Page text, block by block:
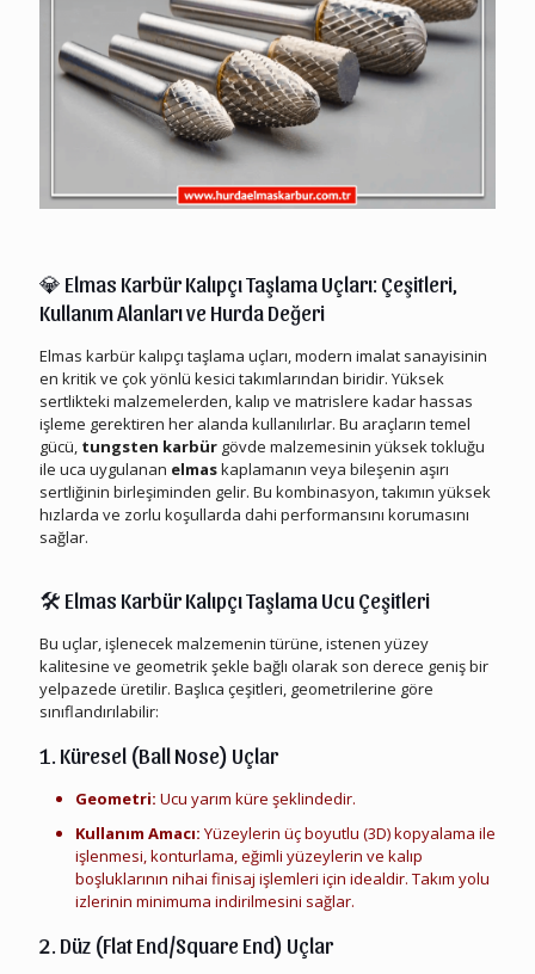
💎 Elmas Karbür Kalıpçı Taşlama Uçları: Çeşitleri,
Kullanım Alanları ve Hurda Değeri
Elmas karbür kalıpçı taşlama uçları, modern imalat sanayisinin
en kritik ve çok yönlü kesici takımlarından biridir. Yüksek
sertlikteki malzemelerden, kalıp ve matrislere kadar hassas
işleme gerektiren her alanda kullanılırlar. Bu araçların temel
gücü, tungsten karbür gövde malzemesinin yüksek tokluğu
ile uca uygulanan elmaskaplamanın veya bileşenin aşırı
sertliğinin birleşiminden gelir. Bu kombinasyon, takımın yüksek
hızlarda ve zorlu koşullarda dahi performansını korumasını
sağlar.
🛠️ Elmas Karbür Kalıpçı Taşlama Ucu Çeşitleri
Bu uçlar, işlenecek malzemenin türüne, istenen yüzey
kalitesine ve geometrik şekle bağlı olarak son derece geniş bir
yelpazede üretilir. Başlıca çeşitleri, geometrilerine göre
sınıflandırılabilir:
1. Küresel (Ball Nose) Uçlar
Geometri: Ucu yarım küre şeklindedir.
Kullanım Amacı: Yüzeylerin üç boyutlu (3D) kopyalama ile
işlenmesi, konturlama, eğimli yüzeylerin ve kalıp
boşluklarının nihai finisaj işlemleri için idealdir. Takım yolu
izlerinin minimuma indirilmesini sağlar.
2. Düz (Flat End/Square End) Uçlar